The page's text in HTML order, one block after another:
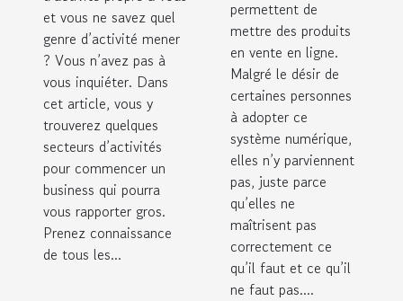
rentabiliser
en Afrique ?
et vous ne savez quel
genre d’activité mener
? Vous n’avez pas à
vous inquiéter. Dans
cet article, vous y
trouverez quelques
secteurs d’activités
pour commencer un
business qui pourra
vous rapporter gros.
Prenez connaissance
de tous les...
permettent de
mettre des produits
en vente en ligne.
Malgré le désir de
certaines personnes
à adopter ce
système numérique,
elles n’y parviennent
pas, juste parce
qu’elles ne
maîtrisent pas
correctement ce
qu’il faut et ce qu’il
ne faut pas....